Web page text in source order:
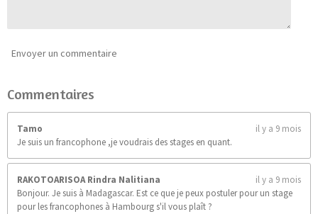
9
l
Envoyer un commentaire
Commentaires
Tamo
il y a 9 mois
Je suis un francophone ,je voudrais des stages en quant.
RAKOTOARISOA Rindra Nalitiana
il y a 9 mois
Bonjour. Je suis à Madagascar. Est ce que je peux postuler pour un stage
pour les francophones à Hambourg s'il vous plaît ?